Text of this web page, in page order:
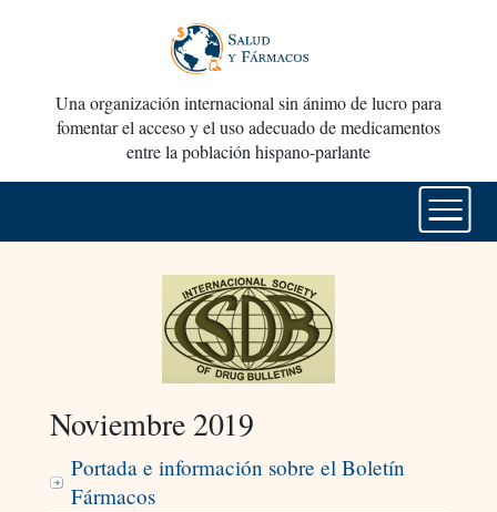
Una organización internacional sin ánimo de lucro para
fomentar el acceso y el uso adecuado de medicamentos
entre la población hispano-parlante
Noviembre 2019
Portada e información sobre el Boletín
Fármacos